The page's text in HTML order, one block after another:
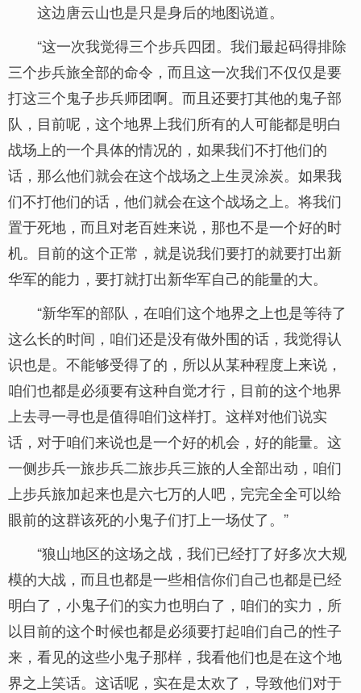
这边唐云山也是只是身后的地图说道。
“这一次我觉得三个步兵四团。我们最起码得排除
三个步兵旅全部的命令，而且这一次我们不仅仅是要
打这三个鬼子步兵师团啊。而且还要打其他的鬼子部
队，目前呢，这个地界上我们所有的人可能都是明白
战场上的一个具体的情况的，如果我们不打他们的
话，那么他们就会在这个战场之上生灵涂炭。如果我
们不打他们的话，他们就会在这个战场之上。将我们
置于死地，而且对老百姓来说，那也不是一个好的时
机。目前的这个正常，就是说我们要打的就要打出新
华军的能力，要打就打出新华军自己的能量的大。
“新华军的部队，在咱们这个地界之上也是等待了
这么长的时间，咱们还是没有做外围的话，我觉得认
识也是。不能够受得了的，所以从某种程度上来说，
咱们也都是必须要有这种自觉才行，目前的这个地界
上去寻一寻也是值得咱们这样打。这样对他们说实
话，对于咱们来说也是一个好的机会，好的能量。这
一侧步兵一旅步兵二旅步兵三旅的人全部出动，咱们
上步兵旅加起来也是六七万的人吧，完完全全可以给
眼前的这群该死的小鬼子们打上一场仗了。”
“狼山地区的这场之战，我们已经打了好多次大规
模的大战，而且也都是一些相信你们自己也都是已经
明白了，小鬼子们的实力也明白了，咱们的实力，所
以目前的这个时候也都是必须要打起咱们自己的性子
来，看见的这些小鬼子那样，我看他们也是在这个地
界之上笑话。这话呢，实在是太欢了，导致他们对于